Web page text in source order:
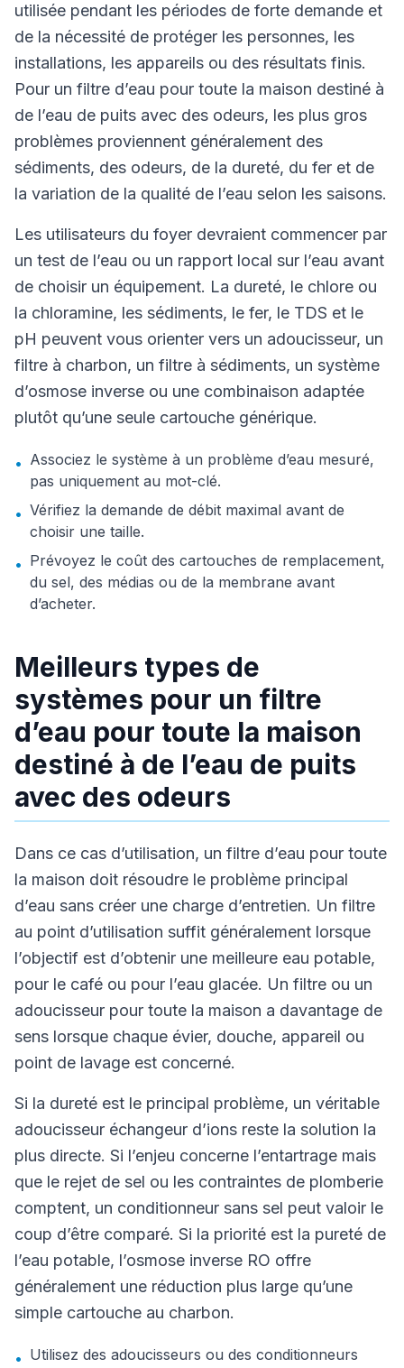
utilisée pendant les périodes de forte demande et
de la nécessité de protéger les personnes, les
installations, les appareils ou des résultats finis.
Pour un filtre d’eau pour toute la maison destiné à
de l’eau de puits avec des odeurs, les plus gros
problèmes proviennent généralement des
sédiments, des odeurs, de la dureté, du fer et de
la variation de la qualité de l’eau selon les saisons.
Les utilisateurs du foyer devraient commencer par
un test de l’eau ou un rapport local sur l’eau avant
de choisir un équipement. La dureté, le chlore ou
la chloramine, les sédiments, le fer, le TDS et le
pH peuvent vous orienter vers un adoucisseur, un
filtre à charbon, un filtre à sédiments, un système
d’osmose inverse ou une combinaison adaptée
plutôt qu’une seule cartouche générique.
• Associez le système à un problème d’eau mesuré,
pas uniquement au mot-clé.
• Vérifiez la demande de débit maximal avant de
choisir une taille.
• Prévoyez le coût des cartouches de remplacement,
du sel, des médias ou de la membrane avant
d’acheter.
Meilleurs types de
systèmes pour un filtre
d’eau pour toute la maison
destiné à de l’eau de puits
avec des odeurs
Dans ce cas d’utilisation, un filtre d’eau pour toute
la maison doit résoudre le problème principal
d’eau sans créer une charge d’entretien. Un filtre
au point d’utilisation suffit généralement lorsque
l’objectif est d’obtenir une meilleure eau potable,
pour le café ou pour l’eau glacée. Un filtre ou un
adoucisseur pour toute la maison a davantage de
sens lorsque chaque évier, douche, appareil ou
point de lavage est concerné.
Si la dureté est le principal problème, un véritable
adoucisseur échangeur d’ions reste la solution la
plus directe. Si l’enjeu concerne l’entartrage mais
que le rejet de sel ou les contraintes de plomberie
comptent, un conditionneur sans sel peut valoir le
coup d’être comparé. Si la priorité est la pureté de
l’eau potable, l’osmose inverse RO offre
généralement une réduction plus large qu’une
simple cartouche au charbon.
• Utilisez des adoucisseurs ou des conditionneurs